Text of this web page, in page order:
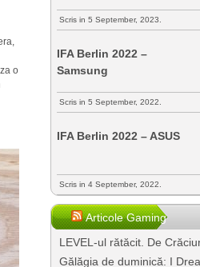
o
Scris in 5 September, 2023.
IFA Berlin 2022 –
Samsung
Scris in 5 September, 2022.
IFA Berlin 2022 – ASUS
Scris in 4 September, 2022.
Articole Gaming
LEVEL-ul rătăcit. De
Gălăgia de duminică: I